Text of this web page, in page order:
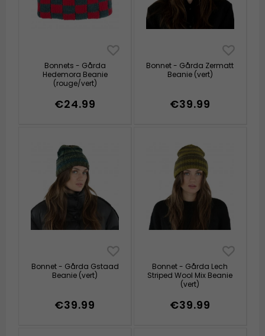
Bonnets - Gårda
Hedemora Beanie
(rouge/vert)
€24.99
Bonnet - Gårda Zermatt
Beanie (vert)
€39.99
Bonnet - Gårda Gstaad
Beanie (vert)
€39.99
Bonnet - Gårda Lech
Striped Wool Mix Beanie
(vert)
€39.99